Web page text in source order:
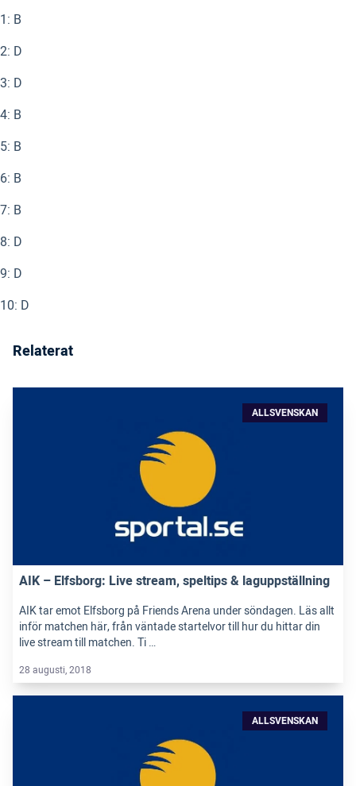
1: B
2: D
3: D
4: B
5: B
6: B
7: B
8: D
9: D
10: D
Relaterat
ALLSVENSKAN
AIK – Elfsborg: Live stream, speltips & laguppställning
AIK tar emot Elfsborg på Friends Arena under söndagen. Läs allt
inför matchen här, från väntade startelvor till hur du hittar din
live stream till matchen. Ti …
28 augusti, 2018
ALLSVENSKAN